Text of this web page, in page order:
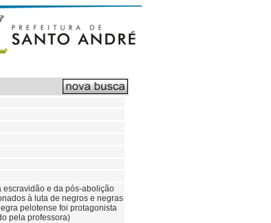
escravidão e da pós-abolição
à luta de negros e negras
pelotense foi protagonista
pela professora)